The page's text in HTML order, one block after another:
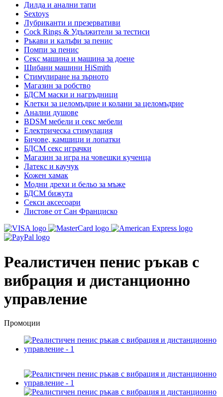
Дилда и анални тапи
Sextoys
Лубриканти и презервативи
Cock Rings & Удължители за тестиси
Ръкави и калъфи за пенис
Помпи за пенис
Секс машина и машина за доене
Шибани машини HiSmith
Стимулиране на зърното
Магазин за робство
БДСМ маски и нагръдници
Клетки за целомъдрие и колани за целомъдрие
Анални душове
BDSM мебели и секс мебели
Електрическа стимулация
Бичове, камшици и лопатки
БДСМ секс играчки
Магазин за игра на човешки кученца
Латекс и каучук
Кожен хамак
Модни дрехи и бельо за мъже
БДСМ бижута
Секси аксесоари
Листове от Сан Франциско
Реалистичен пенис ръкав с
вибрация и дистанционно
управление
Промоции